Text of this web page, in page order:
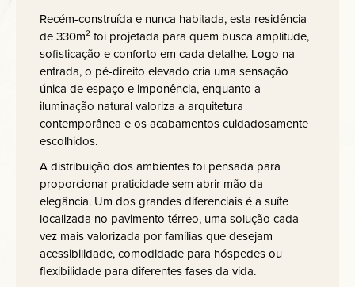
Recém-construída e nunca habitada, esta residência
de 330m² foi projetada para quem busca amplitude,
sofisticação e conforto em cada detalhe. Logo na
entrada, o pé-direito elevado cria uma sensação
única de espaço e imponência, enquanto a
iluminação natural valoriza a arquitetura
contemporânea e os acabamentos cuidadosamente
escolhidos.
A distribuição dos ambientes foi pensada para
proporcionar praticidade sem abrir mão da
elegância. Um dos grandes diferenciais é a suíte
localizada no pavimento térreo, uma solução cada
vez mais valorizada por famílias que desejam
acessibilidade, comodidade para hóspedes ou
flexibilidade para diferentes fases da vida.